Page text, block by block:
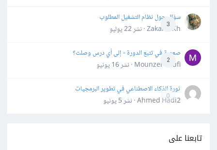
3
سؤال حول نظام التشغيل المطلوب
Zakaria Kh · نشر
22 يوليو
2
صعوبة في تتبع الدورة - إلى أي درس وصلت؟
Mounzer Soufi · نشر
16 يونيو
0
ثورة الذكاء الاصطناعي في تطوير البرمجيات
Ahmed Hadi2 · نشر
5 يونيو
تابعنا على